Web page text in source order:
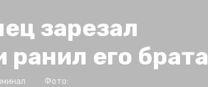
зарезал
ранил его брата
Фото: